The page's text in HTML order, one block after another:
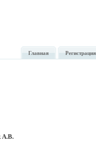
Главная Регистрация
А.В.